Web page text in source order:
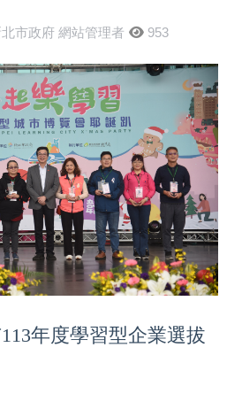
北市政府 網站管理者 953
年度學習型企業選拔